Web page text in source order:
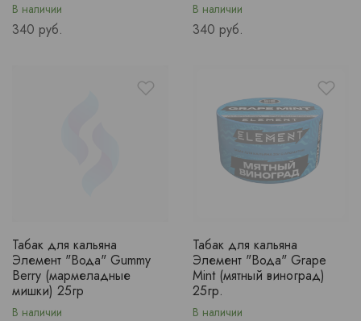
В наличии
Price
340 руб.
В наличии
Price
340 руб.
Табак для кальяна
Элемент "Вода" Gummy
Berry (мармеладные
мишки) 25гр
В наличии
Табак для кальяна
Элемент "Вода" Grape
Mint (мятный виноград)
25гр.
В наличии